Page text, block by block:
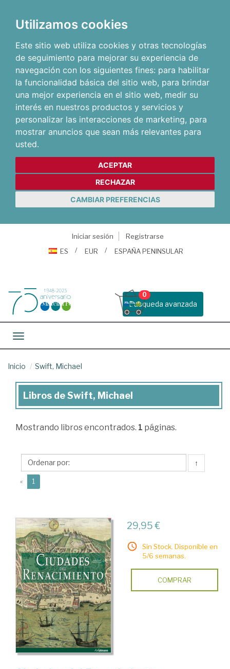
Utilizamos cookies
Este sitio web utiliza cookies y otras tecnologías
de seguimiento para mejorar su experiencia de
navegación con los siguientes fines: para habilitar
la funcionalidad básica del sitio web, para brindar
una mejor experiencia en el sitio web, medir su
interés en nuestros productos y servicios y
personalizar las interacciones de marketing, para
mostrar anuncios que sean más relevantes para
usted.
ACEPTAR
RECHAZAR
CAMBIAR PREFERENCIAS
Iniciar sesión
Registrarse
ES
EUR ESPAÑA PENINSULAR
Busqueda avanzada
0
Toggle navigation
Inicio Swift, Michael
Libros
Swift,
Libros de Swift, Michael
Mostrando libros encontrados. 1 páginas.
↑
« 1
29,95 €
Sin Stock. Disponible en
5/6 semanas.
COMPRAR